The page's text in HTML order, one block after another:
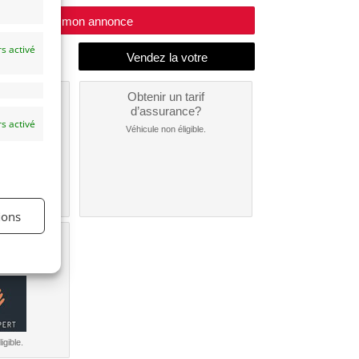
activé
activé
Modifier mon annonce
Obtenir un tarif
d’assurance?
Véhicule non éligible.